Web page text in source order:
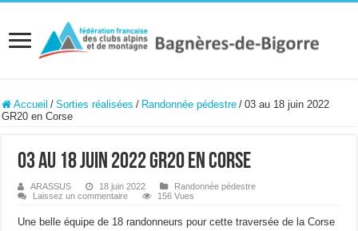
Accueil / Sorties réalisées / Randonnée pédestre / 03 au 18 juin 2022
GR20 en Corse
03 au 18 juin 2022 GR20 en Corse
ARASSUS 18 juin 2022
Randonnée pédestre
Laissez un commentaire
156 Vues
Une belle équipe de 18 randonneurs pour cette traversée de la Corse